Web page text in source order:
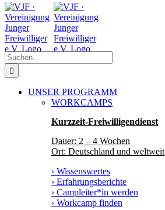
Zum
Inhalt
springen
Facebook
Instagram
YouTube
Suche
nach:
UNSER PROGRAMM
WORKCAMPS
Kurzzeit-Freiwilligendienst
Dauer: 2 – 4 Wochen
Ort: Deutschland und weltweit
› Wissenswertes
› Erfahrungsberichte
› Campleiter*in werden
› Workcamp finden